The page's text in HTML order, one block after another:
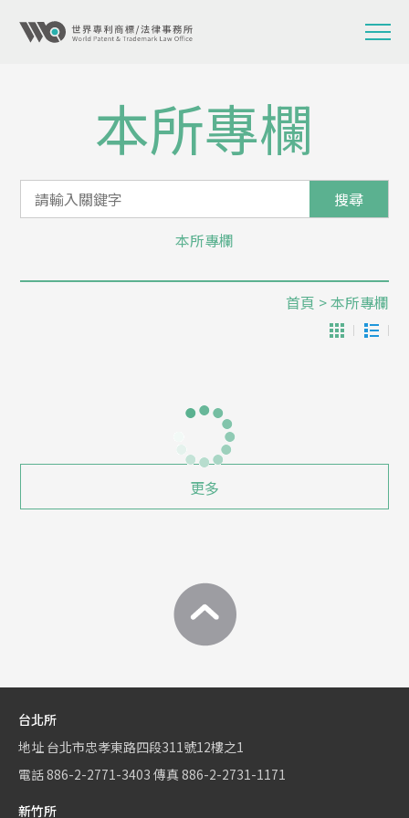
本所專欄
搜尋
本所專欄
首頁 > 本所專欄
更多
台北所
地址 台北市忠孝東路四段311號12樓之1
電話886-2-2771-3403 傳真 886-2-2731-1171
新竹所